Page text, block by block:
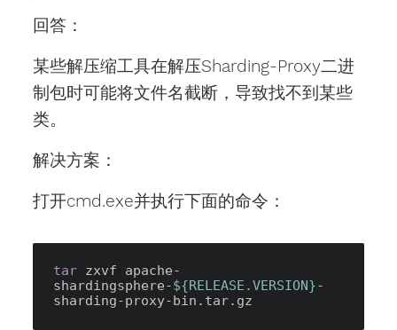
回答：
某些解压缩工具在解压Sharding-Proxy二进
制包时可能将文件名截断，导致找不到某些
类。
解决方案：
打开cmd.exe并执行下面的命令：
tar zxvf apache-
shardingsphere-${RELEASE.VERSION}-